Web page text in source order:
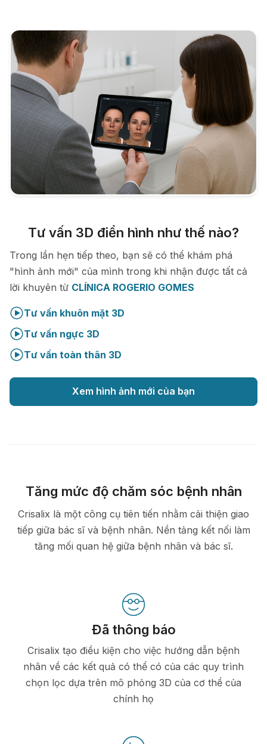
Tư vấn 3D điển hình như thế nào?
Trong lần hẹn tiếp theo, bạn sẽ có thể khám phá
"hình ảnh mới" của mình trong khi nhận được tất cả
lời khuyên từ CLÍNICA ROGERIO GOMES
Tư vấn khuôn mặt 3D
Tư vấn ngực 3D
Tư vấn toàn thân 3D
Xem hình ảnh mới của bạn
Tăng mức độ chăm sóc bệnh nhân
Crisalix là một công cụ tiên tiến nhằm cải thiện giao
tiếp giữa bác sĩ và bệnh nhân. Nền tảng kết nối làm
tăng mối quan hệ giữa bệnh nhân và bác sĩ.
Đã thông báo
Crisalix tạo điều kiện cho việc hướng dẫn bệnh
nhân về các kết quả có thể có của các quy trình
chọn lọc dựa trên mô phỏng 3D của cơ thể của
chính họ